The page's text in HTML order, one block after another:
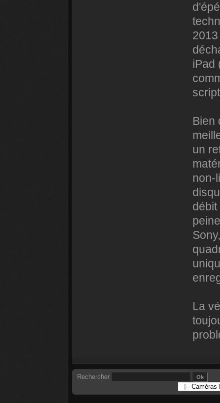
iPad
Bien
un
non-
La
Rechercher